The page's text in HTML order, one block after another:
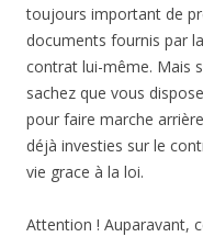
toujours important de
documents fournis par
contrat lui-même. Mais
sachez que vous
pour faire marche
déjà investies sur le
vie grace à la loi.
Attention ! Auparavant,